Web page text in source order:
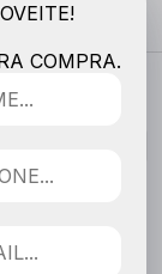
COMPRA.